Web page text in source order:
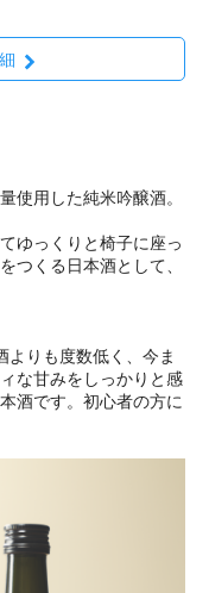
使用した純米吟醸酒。
ゆっくりと椅子に座っ
つくる日本酒として、
よりも度数低く、今ま
な甘みをしっかりと感
酒です。初心者の方に